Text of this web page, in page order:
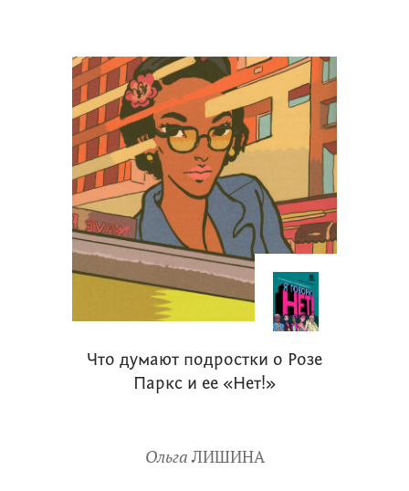
Что думают подростки о Розе
Паркс и ее «Нет!»
Ольга ЛИШИНА